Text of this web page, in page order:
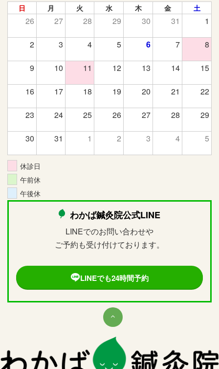
日 月 火 水 木 金 土
26 27 28 29 30 31 1
2 3 4 5 6 7 8
9 10 11 12 13 14 15
16 17 18 19 20 21 22
23 24 25 26 27 28 29
30 31 1 2 3 4 5
休診日
午前休
午後休
わかば鍼灸院公式LINE
LINEでのお問い合わせや
ご予約も受け付けております。
LINEでも24時間予約